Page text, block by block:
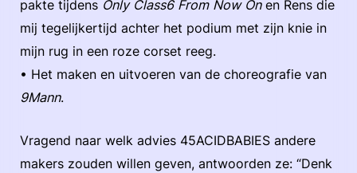
pakte tijdens Only Class6 From Now Onen Rens die
mij tegelijkertijd achter het podium met zijn knie in
mijn rug in een roze corset reeg.
• Het maken en uitvoeren van de choreografie van
9Mann.
Vragend naar welk advies 45ACIDBABIES andere
makers zouden willen geven, antwoorden ze: “Denk